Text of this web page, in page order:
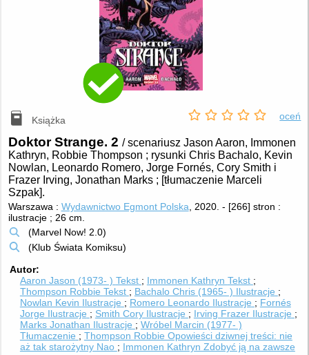
Książka oceń
Doktor Strange. 2 / scenariusz Jason Aaron, Immonen
Kathryn, Robbie Thompson ; rysunki Chris Bachalo, Kevin
Nowlan, Leonardo Romero, Jorge Fornés, Cory Smith i
Frazer Irving, Jonathan Marks ; [tłumaczenie Marceli
Szpak].
Warszawa : Wydawnictwo Egmont Polska , 2020. - [266] stron :
ilustracje ; 26 cm.
(Marvel Now! 2.0)
(Klub Świata Komiksu)
Autor
Aaron Jason (1973- ) Tekst Immonen Kathryn Tekst
Thompson Robbie Tekst Bachalo Chris (1965- ) Ilustracje
Nowlan Kevin Ilustracje Romero Leonardo Ilustracje
Fornés
Jorge Ilustracje Smith Cory Ilustracje Irving Frazer Ilustracje
Marks Jonathan Ilustracje
Wróbel Marcin (1977- )
Tłumaczenie
Thompson Robbie Opowieści dziwnej treści: nie
aż tak starożytny Nao
Immonen Kathryn Zdobyć ją na zawsze